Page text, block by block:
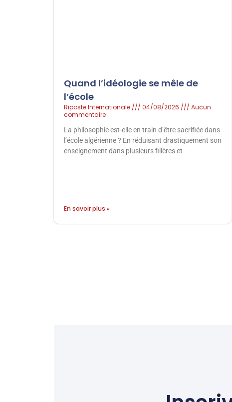
Quand l’idéologie se mêle de
l’école
Riposte Internationale 04/08/2026
Aucun
commentaire
La philosophie est-elle en train d’être sacrifiée dans
l’école algérienne ? En réduisant drastiquement son
enseignement dans plusieurs filières et
En savoir plus »